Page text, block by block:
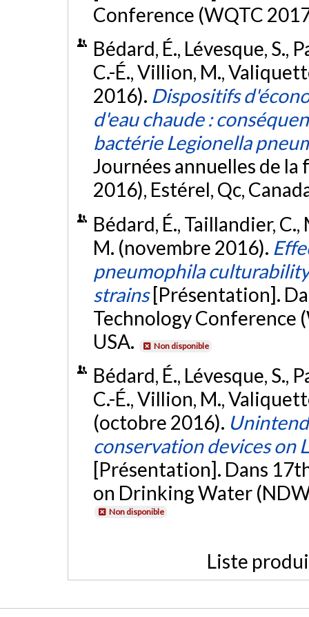
Conference (WQTC
Bédard, É., Lévesque, S.,
C.-É., Villion, M.,
2016). Dispositifs
d'eau chaude :
bactérie Legionella
Journées annuelles de
2016), Estérel, Qc,
Bédard, É., Taillandier,
M. (novembre 2016).
pneumophila
strains [Présentation].
Technology Conference
USA.
Non disponible
Bédard, É., Lévesque, S.,
C.-É., Villion, M.,
(octobre 2016).
conservation devices on
[Présentation]. Dans
on Drinking Water
Non disponible
Liste